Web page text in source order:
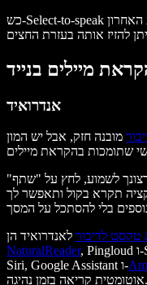
כש-Select-to-speak פעיל תופיע מסגרת כחולה סביב הקטע האחרון
מיילים בנייד
אנדרואיד
מובנה חזק, אבל יש המון
לשמוע, לחץ על "שתף"
תקרא בקול ותאפשר לך
טקסט לדיבור
NaturalReader, Pingloud ו-Speechify. רבות מהן תומכות ב-Bluetooth,
Siri, Google Assistant ו-
אוטומטית קריאה בזמן נהיגה.